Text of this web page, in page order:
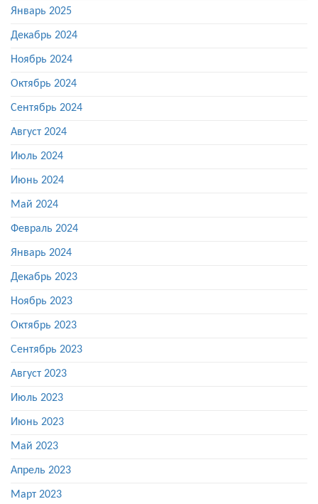
Январь 2025
Декабрь 2024
Ноябрь 2024
Октябрь 2024
Сентябрь 2024
Август 2024
Июль 2024
Июнь 2024
Май 2024
Февраль 2024
Январь 2024
Декабрь 2023
Ноябрь 2023
Октябрь 2023
Сентябрь 2023
Август 2023
Июль 2023
Июнь 2023
Май 2023
Апрель 2023
Март 2023